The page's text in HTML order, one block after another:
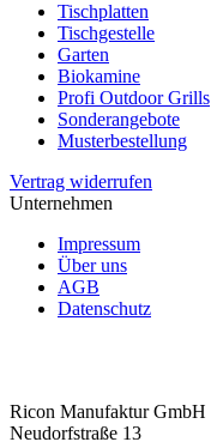
Tischplatten
Tischgestelle
Garten
Biokamine
Profi Outdoor Grills
Sonderangebote
Musterbestellung
Vertrag widerrufen
Unternehmen
Impressum
Über uns
AGB
Datenschutz
Ricon Manufaktur GmbH
Neudorfstraße 13